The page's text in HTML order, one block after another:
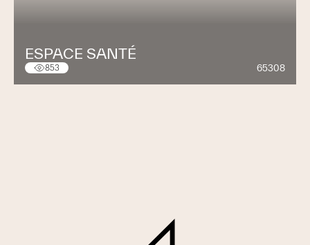
ESPACE SANTÉ
853 65308